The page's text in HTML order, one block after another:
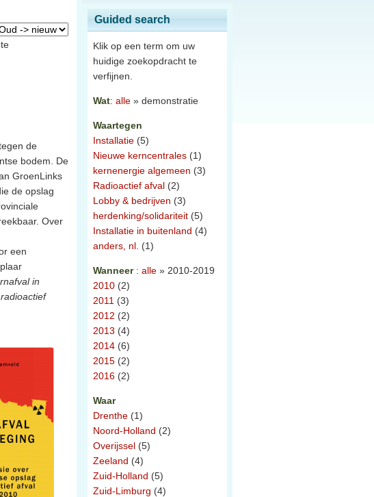
de
bodem. De
GroenLinks
de opslag
Over
een
in
Guided search
Klik op een term om uw
huidige zoekopdracht te
verfijnen.
Wat: alle » demonstratie
Waartegen
Installatie (5)
Nieuwe kerncentrales (1)
kernenergie algemeen (3)
Radioactief afval (2)
Lobby & bedrijven (3)
herdenking/solidariteit (5)
Installatie in buitenland (4)
anders, nl. (1)
Wanneer : alle » 2010-2019
2010 (2)
2011 (3)
2012 (2)
2013 (4)
2014 (6)
2015 (2)
2016 (2)
Waar
Drenthe (1)
Noord-Holland (2)
Overijssel (5)
Zeeland (4)
Zuid-Holland (5)
Zuid-Limburg (4)